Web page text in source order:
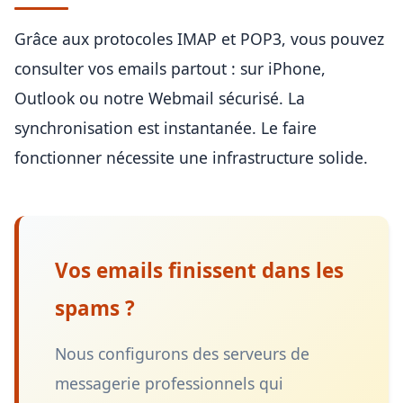
Grâce aux protocoles IMAP et POP3, vous pouvez
consulter vos emails partout : sur iPhone,
Outlook ou notre Webmail sécurisé. La
synchronisation est instantanée. Le faire
fonctionner nécessite une infrastructure solide.
Vos emails finissent dans les
spams ?
Nous configurons des serveurs de
messagerie professionnels qui